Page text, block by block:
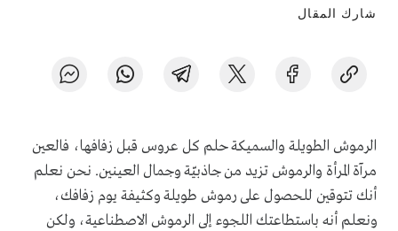
شارك المقال
الرموش الطويلة والسميكة حلم كل عروس قبل زفافها، فالعين
مرآة المرأة والرموش تزيد من جاذبيّة وجمال العينين. نحن نعلم
أنك تتوقين للحصول على رموش طويلة وكثيفة يوم زفافك،
ونعلم أنه باستطاعتك اللجوء إلى الرموش الاصطناعية، ولكن